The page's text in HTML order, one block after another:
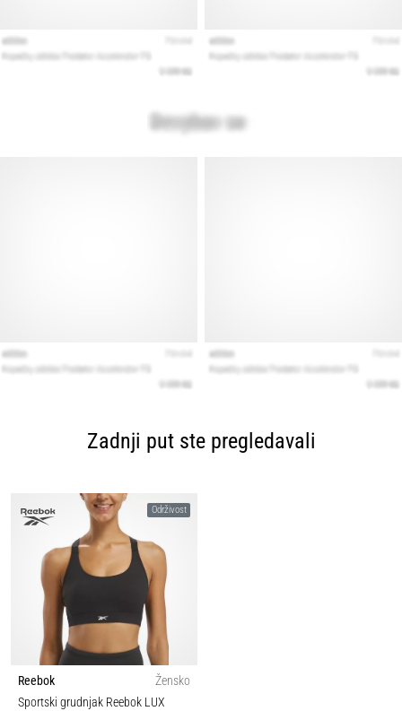
Zadnji put ste pregledavali
Održivost
Reebok
Žensko
Sportski grudnjak Reebok LUX